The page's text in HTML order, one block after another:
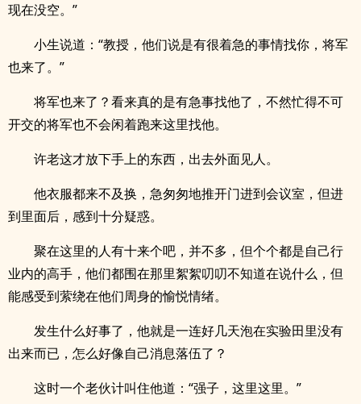
现在没空。”
小生说道：“教授，他们说是有很着急的事情找你，将军
也来了。”
将军也来了？看来真的是有急事找他了，不然忙得不可
开交的将军也不会闲着跑来这里找他。
许老这才放下手上的东西，出去外面见人。
他衣服都来不及换，急匆匆地推开门进到会议室，但进
到里面后，感到十分疑惑。
聚在这里的人有十来个吧，并不多，但个个都是自己行
业内的高手，他们都围在那里絮絮叨叨不知道在说什么，但
能感受到萦绕在他们周身的愉悦情绪。
发生什么好事了，他就是一连好几天泡在实验田里没有
出来而已，怎么好像自己消息落伍了？
这时一个老伙计叫住他道：“强子，这里这里。”